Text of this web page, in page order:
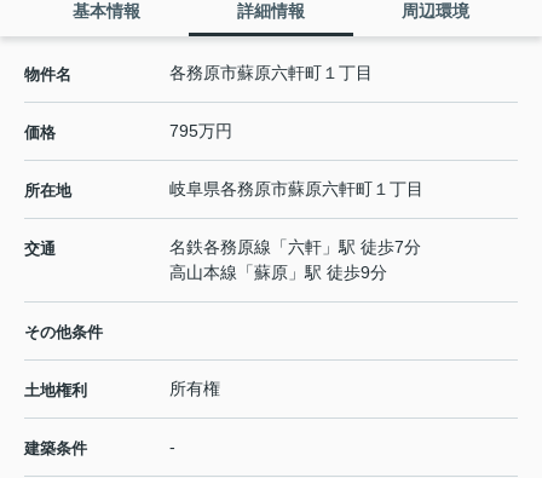
基本情報 詳細情報 周辺環境
物件名 各務原市蘇原六軒町１丁目
価格 795万円
所在地 岐阜県各務原市蘇原六軒町 １丁目
交通 名鉄各務原線 「六軒 」駅 徒歩7分
高山本線 「蘇原 」駅 徒歩9分
その他条件
土地権利 所有権
建築条件 -